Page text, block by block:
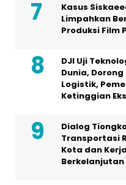
Kasus
Limpahkan
Produksi Film
DJI Uji
Dunia,
Logistik,
Ketinggian
Dialog
Transportasi
Kota dan
Berkelanjutan